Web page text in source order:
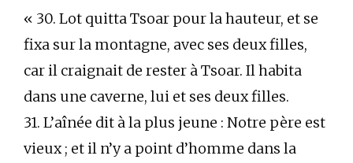
« 30. Lot quitta Tsoar pour la hauteur, et se
fixa sur la montagne, avec ses deux filles,
car il craignait de rester à Tsoar. Il habita
dans une caverne, lui et ses deux filles.
31. L’aînée dit à la plus jeune : Notre père est
vieux ; et il n’y a point d’homme dans la